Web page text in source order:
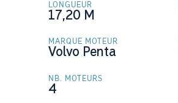
LONGUEUR
17,20 M
MARQUE MOTEUR
Volvo Penta
NB. MOTEURS
4